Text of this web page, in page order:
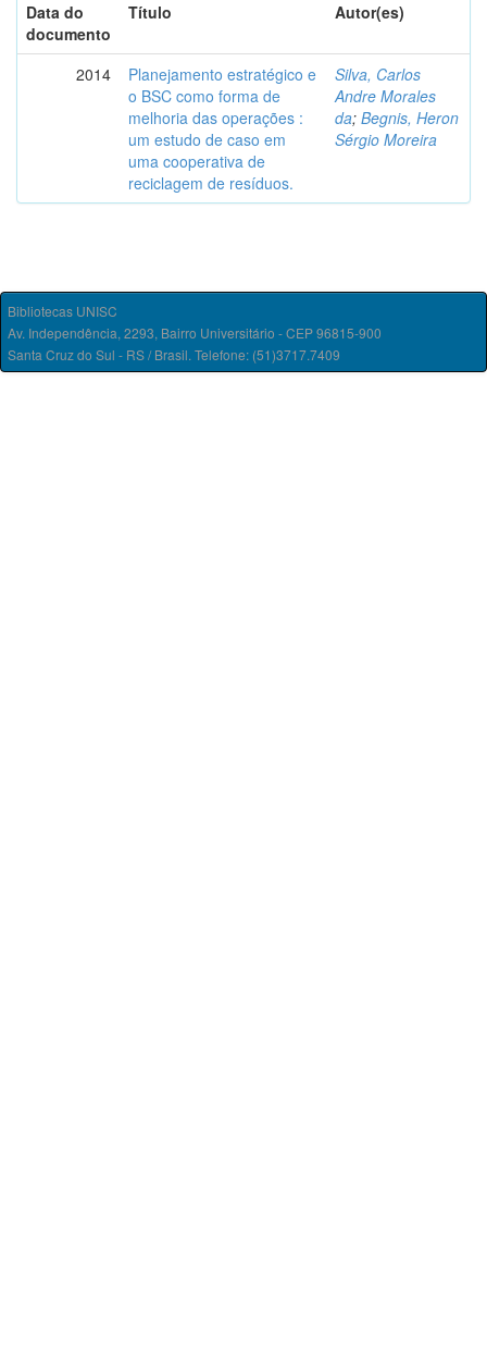
Data do
documento
Título Autor(es)
2014
Planejamento estratégico e
o BSC como forma de
melhoria das operações :
um estudo de caso em
uma cooperativa de
reciclagem de resíduos.
Silva, Carlos
Andre Morales
da; Begnis, Heron
Sérgio Moreira
Bibliotecas UNISC
Av. Independência, 2293, Bairro Universitário - CEP 96815-900
Santa Cruz do Sul - RS / Brasil. Telefone: (51)3717.7409